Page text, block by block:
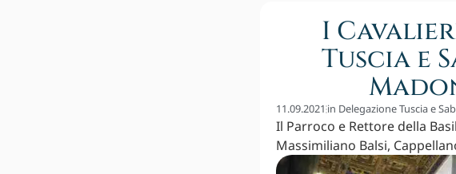
I
Tuscia e
11.09.2021 in Delegazione Tuscia e
Il Parroco e Rettore della
Massimiliano Balsi,